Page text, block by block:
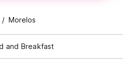
Morelos
and Breakfast